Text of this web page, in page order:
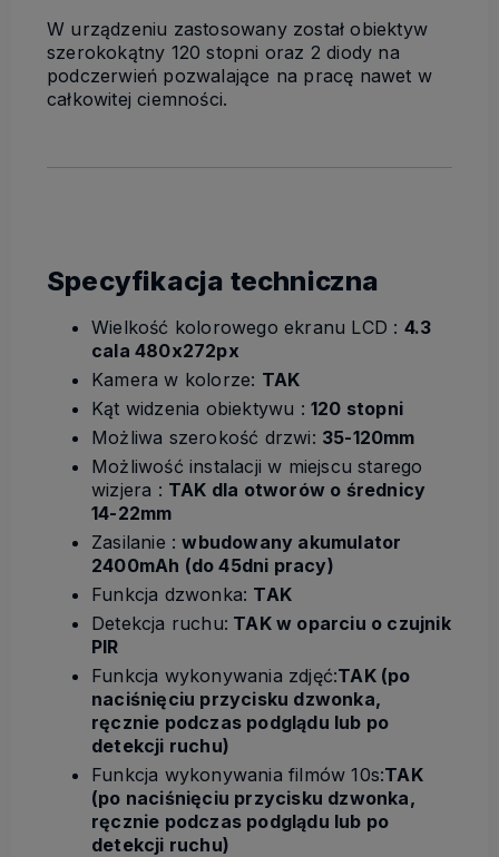
W urządzeniu zastosowany został obiektyw
szerokokątny 120 stopni oraz 2 diody na
podczerwień pozwalające na pracę nawet w
całkowitej ciemności.
Specyfikacja techniczna
Wielkość kolorowego ekranu LCD : 4.3
cala 480x272px
Kamera w kolorze: TAK
Kąt widzenia obiektywu : 120 stopni
Możliwa szerokość drzwi: 35-120mm
Możliwość instalacji w miejscu starego
wizjera : TAK dla otworów o średnicy
14-22mm
Zasilanie :wbudowany akumulator
2400mAh (do 45dni pracy)
Funkcja dzwonka: TAK
Detekcja ruchu: TAK w oparciu o czujnik
PIR
Funkcja wykonywania zdjęć:TAK (po
naciśnięciu przycisku dzwonka,
ręcznie podczas podglądu lub po
detekcji ruchu)
Funkcja wykonywania filmów 10s:TAK
(po naciśnięciu przycisku dzwonka,
ręcznie podczas podglądu lub po
detekcji ruchu)